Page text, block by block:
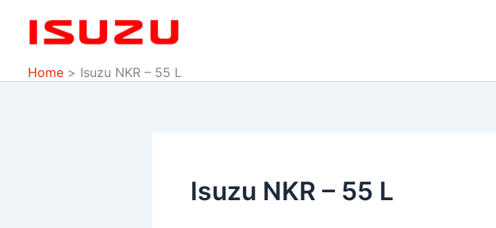
Home Isuzu NKR – 55 L
Isuzu NKR – 55 L